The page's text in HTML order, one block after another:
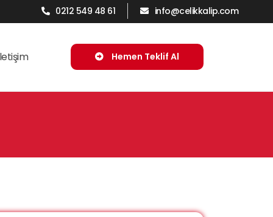
0212 549 48 61 info@celikkalip.com
Hemen Teklif Al